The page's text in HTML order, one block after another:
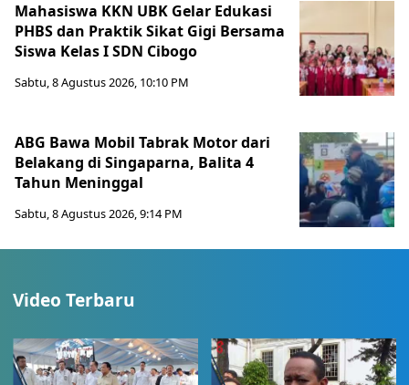
Mahasiswa KKN UBK Gelar Edukasi
PHBS dan Praktik Sikat Gigi Bersama
Siswa Kelas I SDN Cibogo
Sabtu, 8 Agustus 2026, 10:10 PM
ABG Bawa Mobil Tabrak Motor dari
Belakang di Singaparna, Balita 4
Tahun Meninggal
Sabtu, 8 Agustus 2026, 9:14 PM
Video Terbaru